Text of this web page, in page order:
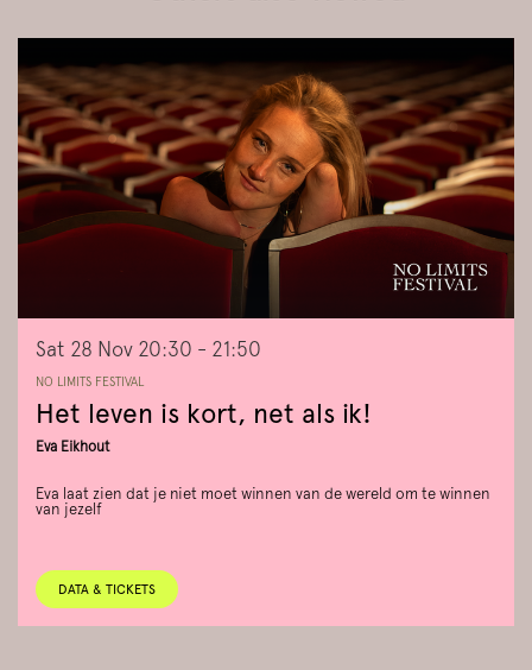
Het leven is kort, net als ik!
Eva Eikhout
NO LIMITS FESTIVAL
Eva laat zien dat je niet moet winnen van de wereld om te winnen
van jezelf
Sat 28 Nov 20:30 - 21:50
DATA & TICKETS